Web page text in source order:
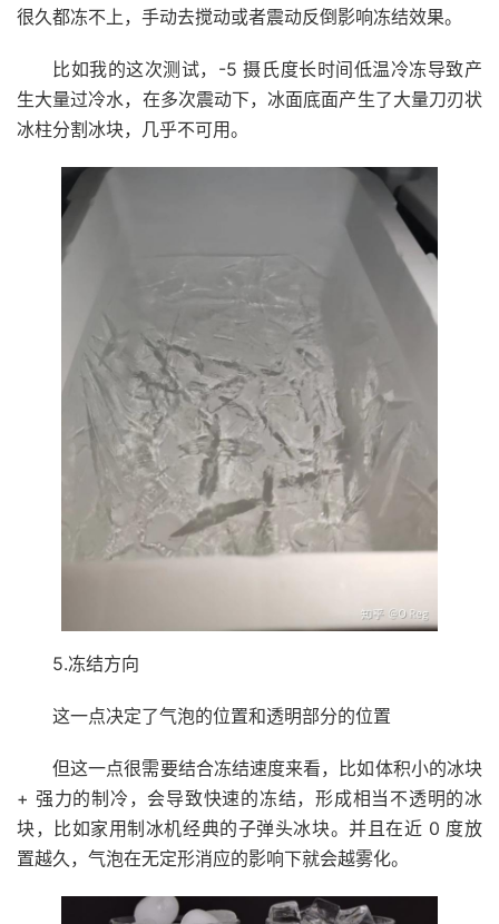
很久都冻不上，手动去搅动或者震动反倒影响冻结效果。
比如我的这次测试，-5 摄氏度长时间低温冷冻导致产
生大量过冷水，在多次震动下，冰面底面产生了大量刀刃状
冰柱分割冰块，几乎不可用。
5.冻结方向
这一点决定了气泡的位置和透明部分的位置
但这一点很需要结合冻结速度来看，比如体积小的冰块
+ 强力的制冷，会导致快速的冻结，形成相当不透明的冰
块，比如家用制冰机经典的子弹头冰块。并且在近 0 度放
置越久，气泡在无定形消应的影响下就会越雾化。